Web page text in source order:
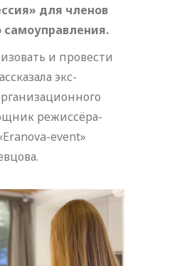
для членов
самоуправления.
и провести
экс-
режиссёра-
event»